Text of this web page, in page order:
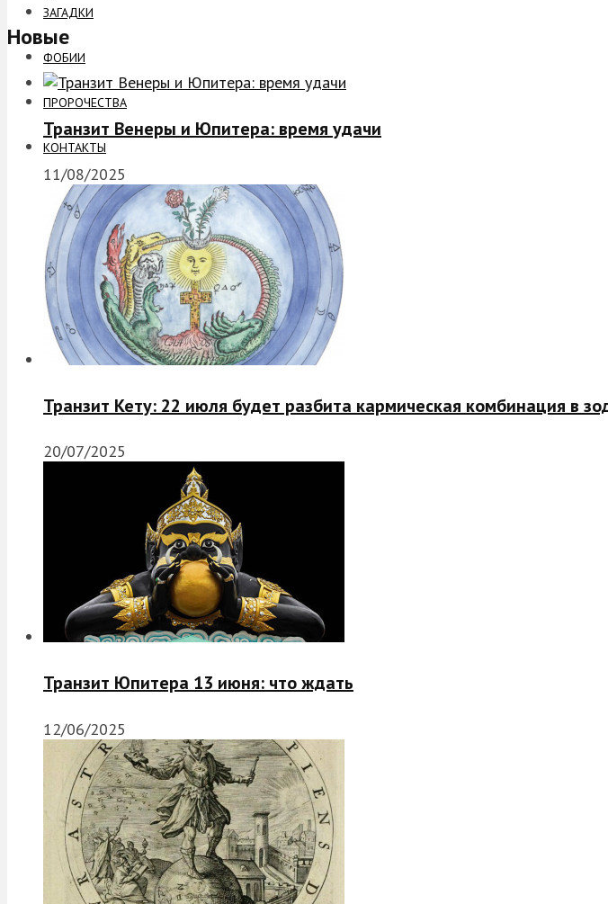
ЗАГАДКИ
ФОБИИ
ПРОРОЧЕСТВА
КОНТАКТЫ
Новые
Транзит Венеры и Юпитера: время удачи
11/08/2025
Транзит Кету: 22 июля будет разбита кармическая комбинация в
20/07/2025
Транзит Юпитера 13 июня: что ждать
12/06/2025